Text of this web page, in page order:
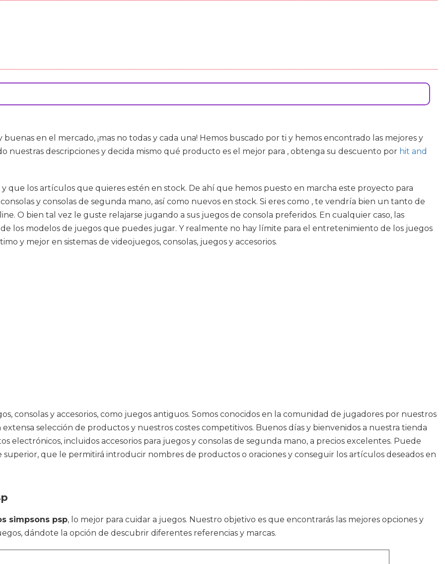
en el mercado, ¡mas no todas y cada una! Hemos buscado por ti y hemos encontrado las mejores y
nuestras descripciones y decida mismo qué producto es el mejor para , obtenga su descuento por hit and
que los artículos que quieres estén en stock. De ahí que hemos puesto en marcha este proyecto para
y consolas de segunda mano, así como nuevos en stock. Si eres como , te vendría bien un tanto de
O bien tal vez le guste relajarse jugando a sus juegos de consola preferidos. En cualquier caso, las
los modelos de juegos que puedes jugar. Y realmente no hay límite para el entretenimiento de los juegos
y mejor en sistemas de videojuegos, consolas, juegos y accesorios.
consolas y accesorios, como juegos antiguos. Somos conocidos en la comunidad de jugadores por nuestros
selección de productos y nuestros costes competitivos. Buenos días y bienvenidos a nuestra tienda
incluidos accesorios para juegos y consolas de segunda mano, a precios excelentes. Puede
que le permitirá introducir nombres de productos o oraciones y conseguir los artículos deseados en
simpsons psp, lo mejor para cuidar a juegos. Nuestro objetivo es que encontrarás las mejores opciones y
dándote la opción de descubrir diferentes referencias y marcas.